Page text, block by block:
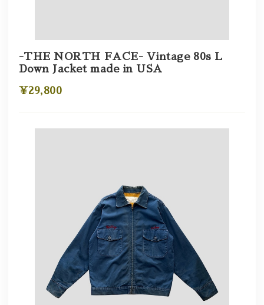
-THE NORTH FACE- Vintage 80s L
Down Jacket made in USA
¥29,800